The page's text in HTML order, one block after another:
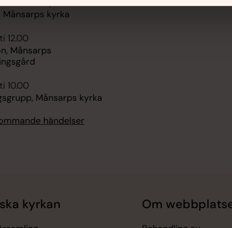
Winald
Månsarps kyrka
12.00
Månsarps
10.00
Månsarps kyrka
händelser
kyrkan Om